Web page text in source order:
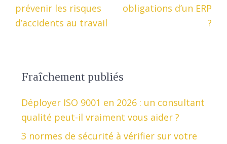
prévenir les risques
d’accidents au travail
obligations d’un ERP
?
Fraîchement publiés
Déployer ISO 9001 en 2026 : un consultant
qualité peut-il vraiment vous aider ?
3 normes de sécurité à vérifier sur votre